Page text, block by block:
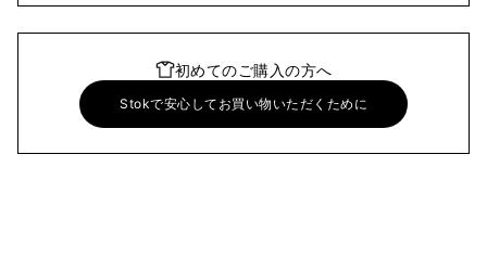
初めてのご購入の方へ
Stokで安心してお買い物いただくために